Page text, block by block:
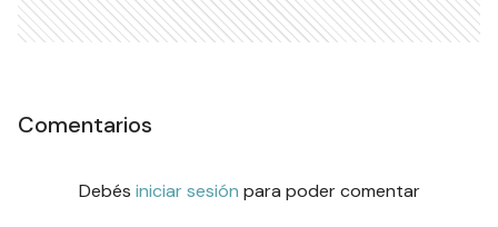
Comentarios
Debés iniciar sesión para poder comentar